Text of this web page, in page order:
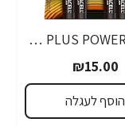
דורסל PLUS POWER סוללות AAA אריזת 4 יחידות - מבית Duracell
₪15.00
הוסף לעגלה